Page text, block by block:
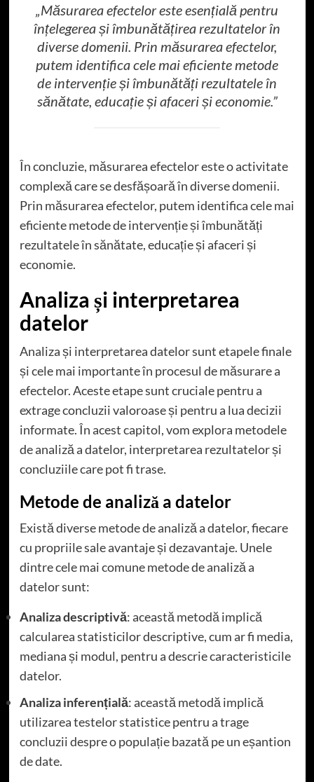
„Măsurarea efectelor este esențială pentru
înțelegerea și îmbunătățirea rezultatelor în
diverse domenii. Prin măsurarea efectelor,
putem identifica cele mai eficiente metode
de intervenție și îmbunătăți rezultatele în
sănătate, educație și afaceri și economie.”
În concluzie, măsurarea efectelor este o activitate
complexă care se desfășoară în diverse domenii.
Prin măsurarea efectelor, putem identifica cele mai
eficiente metode de intervenție și îmbunătăți
rezultatele în sănătate, educație și afaceri și
economie.
Analiza și interpretarea
datelor
Analiza și interpretarea datelor sunt etapele finale
și cele mai importante în procesul de măsurare a
efectelor. Aceste etape sunt cruciale pentru a
extrage concluzii valoroase și pentru a lua decizii
informate. În acest capitol, vom explora metodele
de analiză a datelor, interpretarea rezultatelor și
concluziile care pot fi trase.
Metode de analiză a datelor
Există diverse metode de analiză a datelor, fiecare
cu propriile sale avantaje și dezavantaje. Unele
dintre cele mai comune metode de analiză a
datelor sunt:
Analiza descriptivă: această metodă implică
calcularea statisticilor descriptive, cum ar fi media,
mediana și modul, pentru a descrie caracteristicile
datelor.
Analiza inferențială: această metodă implică
utilizarea testelor statistice pentru a trage
concluzii despre o populație bazată pe un eșantion
de date.